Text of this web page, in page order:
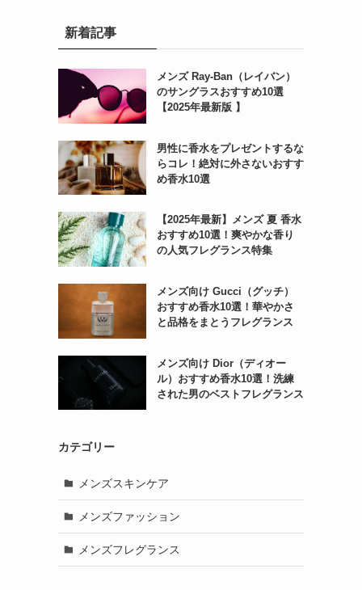
新着記事
メンズ Ray-Ban（レイバン）
のサングラスおすすめ10選
【2025年最新版 】
男性に香水をプレゼントするな
らコレ！絶対に外さないおすす
め香水10選
【2025年最新】メンズ 夏 香水
おすすめ10選！爽やかな香り
の人気フレグランス特集
メンズ向け Gucci（グッチ）
おすすめ香水10選！華やかさ
と品格をまとうフレグランス
メンズ向け Dior（ディオー
ル）おすすめ香水10選！洗練
された男のベストフレグランス
カテゴリー
メンズスキンケア
メンズファッション
メンズフレグランス